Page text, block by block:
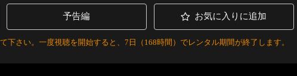
予告編 お気に入りに追加
下さい。一度視聴を開始すると、7日（168時間）でレンタル期間が終了します。